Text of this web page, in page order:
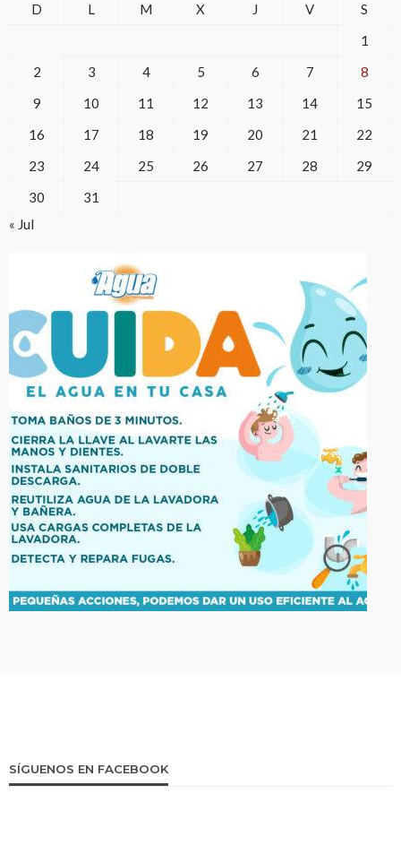
D L M X J V
S
1
2
3 4 5 6 7
8
9
10 11 12 13 14
15
16
17 18 19 20 21
22
23
24 25 26 27 28
29
30
31
« Jul
SÍGUENOS EN FACEBOOK